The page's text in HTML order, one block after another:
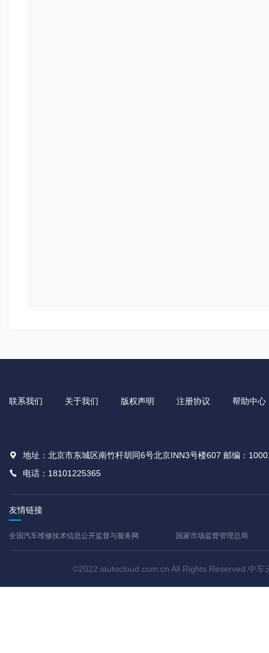
联系我们 关于我们 版权声明 注册协议 帮助中心
地址：北京市东城区南竹杆胡同6号北京INN3号楼607 邮编：
电话：18101225365
友情链接
全国汽车维修技术信息公开监督与服务网 国家市场监督管理总局
©2022 iautocloud.com.cn All Rights Reserved.中